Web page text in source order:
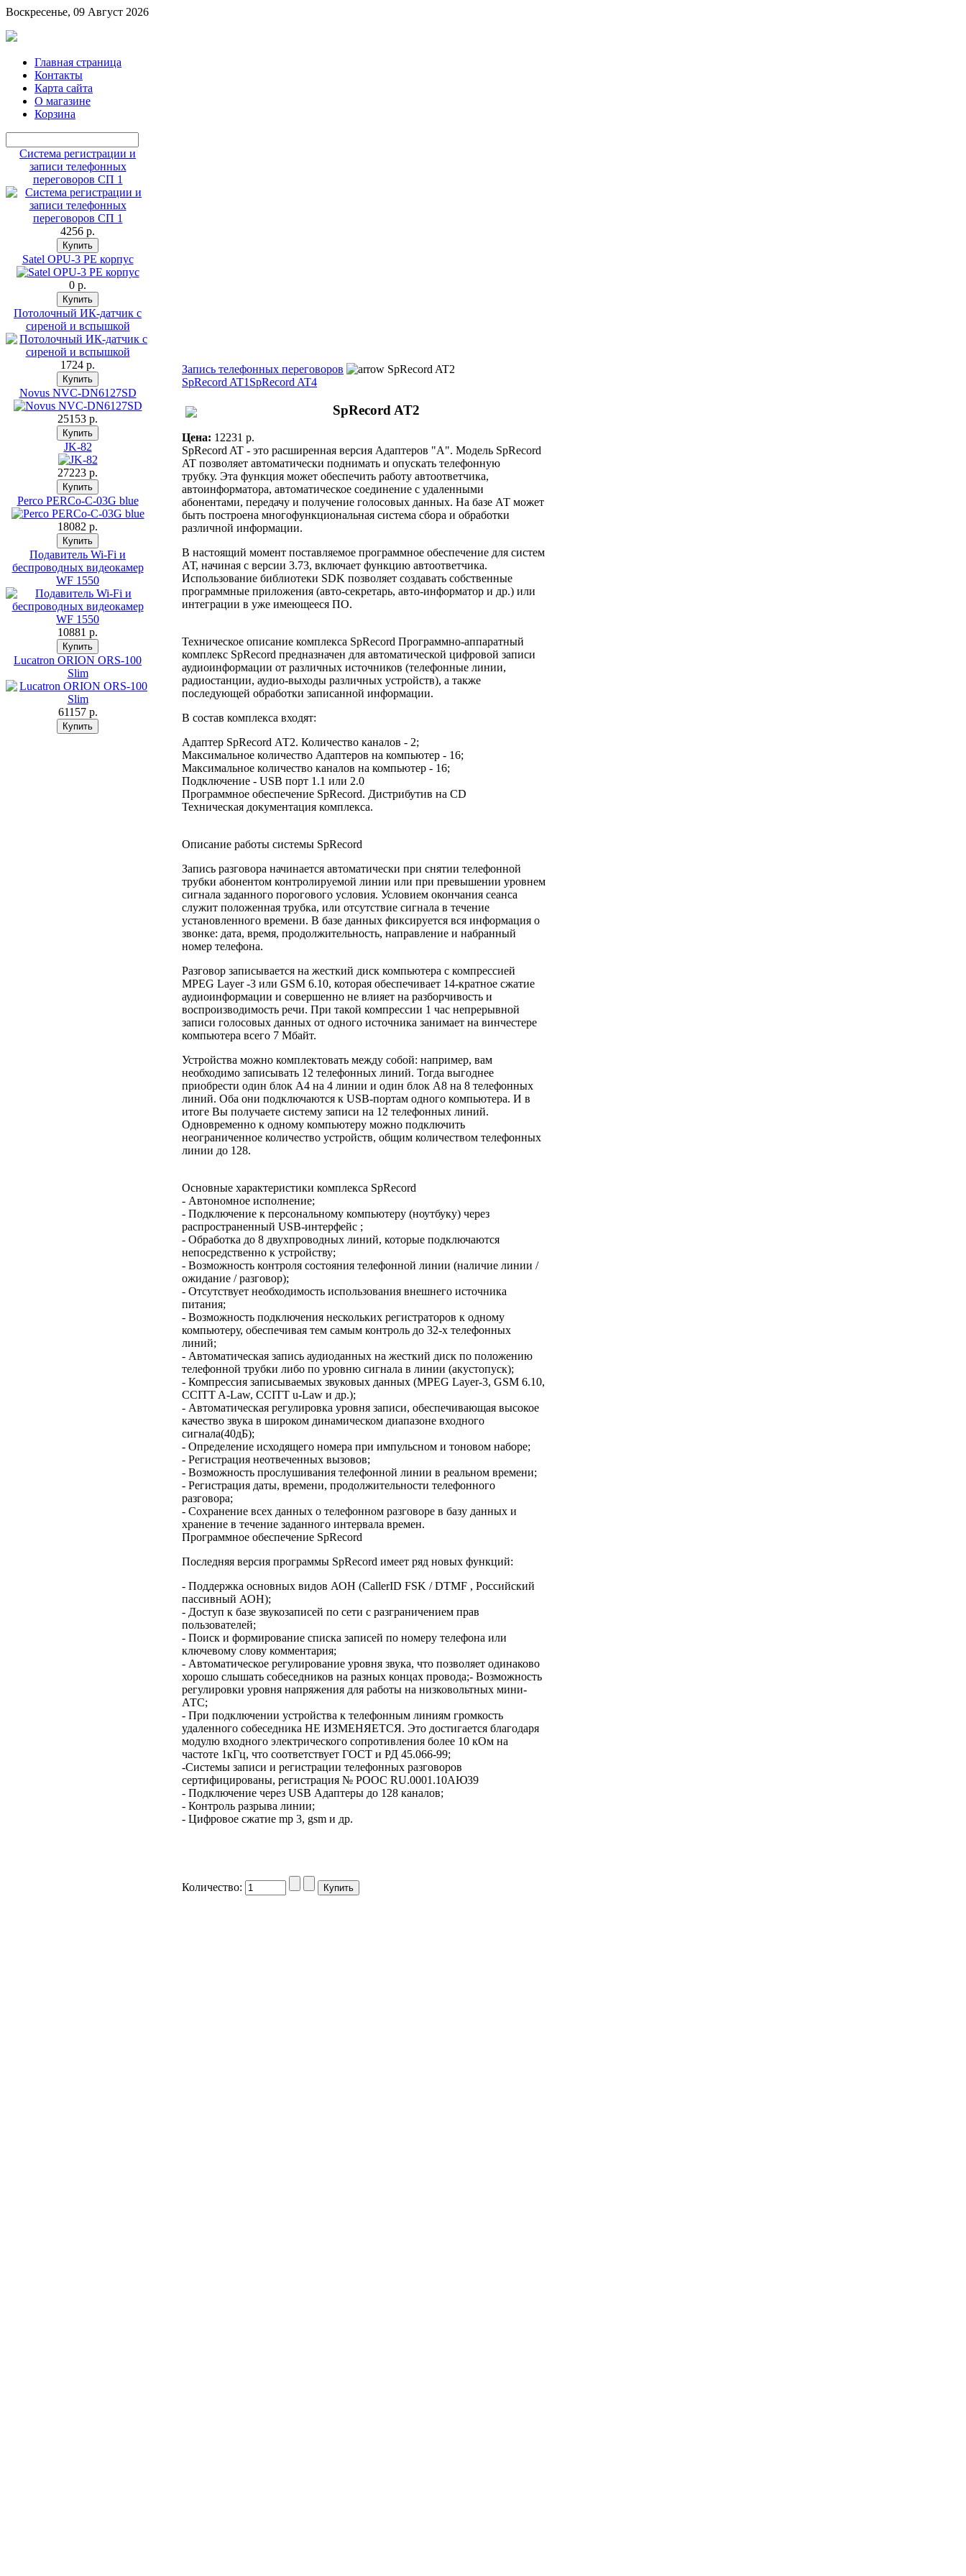
Воскресенье, 09 Август 2026
Главная страница
Контакты
Карта сайта
О магазине
Корзина
Система регистрации и
записи телефонных
переговоров СП 1
4256 p.
Satel OPU-3 PE корпус
0 p.
Потолочный ИК-датчик с
сиреной и вспышкой
1724 p.
Novus NVC-DN6127SD
25153 p.
JK-82
27223 p.
Perco PERCo-C-03G blue
18082 p.
Подавитель Wi-Fi и
беспроводных видеокамер
WF 1550
10881 p.
Lucatron ORION ORS-100
Slim
61157 p.
Запись телефонных переговоров
SpRecord AT2
SpRecord AT1 SpRecord AT4
SpRecord AT2
Цена: 12231 p.
SpRecord AT - это расширенная версия Адаптеров "A". Модель SpRecord
AT позволяет автоматически поднимать и опускать телефонную
трубку. Эта функция может обеспечить работу автоответчика,
автоинформатора, автоматическое соединение с удаленными
абонентами, передачу и получение голосовых данных. На базе АТ может
быть построена многофункциональная система сбора и обработки
различной информации.
В настоящий момент поставляемое программное обеспечение для систем
АТ, начиная с версии 3.73, включает функцию автоответчика.
Использование библиотеки SDK позволяет создавать собственные
программные приложения (авто-секретарь, авто-информатор и др.) или
интеграции в уже имеющееся ПО.
Техническое описание комплекса SpRecord Программно-аппаратный
комплекс SpRecord предназначен для автоматической цифровой записи
аудиоинформации от различных источников (телефонные линии,
радиостанции, аудио-выходы различных устройств), а также
последующей обработки записанной информации.
В состав комплекса входят:
Адаптер SpRecord АТ2. Количество каналов - 2;
Максимальное количество Адаптеров на компьютер - 16;
Максимальное количество каналов на компьютер - 16;
Подключение - USB порт 1.1 или 2.0
Программное обеспечение SpRecord. Дистрибутив на CD
Техническая документация комплекса.
Описание работы системы SpRecord
Запись разговора начинается автоматически при снятии телефонной
трубки абонентом контролируемой линии или при превышении уровнем
сигнала заданного порогового условия. Условием окончания сеанса
служит положенная трубка, или отсутствие сигнала в течение
установленного времени. В базе данных фиксируется вся информация о
звонке: дата, время, продолжительность, направление и набранный
номер телефона.
Разговор записывается на жесткий диск компьютера с компрессией
MPEG Layer -3 или GSM 6.10, которая обеспечивает 14-кратное сжатие
аудиоинформации и совершенно не влияет на разборчивость и
воспроизводимость речи. При такой компрессии 1 час непрерывной
записи голосовых данных от одного источника занимает на винчестере
компьютера всего 7 Мбайт.
Устройства можно комплектовать между собой: например, вам
необходимо записывать 12 телефонных линий. Тогда выгоднее
приобрести один блок A4 на 4 линии и один блок A8 на 8 телефонных
линий. Оба они подключаются к USB-портам одного компьютера. И в
итоге Вы получаете систему записи на 12 телефонных линий.
Одновременно к одному компьютеру можно подключить
неограниченное количество устройств, общим количеством телефонных
линии до 128.
Основные характеристики комплекса SpRecord
- Автономное исполнение;
- Подключение к персональному компьютеру (ноутбуку) через
распространенный USB-интерфейс ;
- Обработка до 8 двухпроводных линий, которые подключаются
непосредственно к устройству;
- Возможность контроля состояния телефонной линии (наличие линии /
ожидание / разговор);
- Отсутствует необходимость использования внешнего источника
питания;
- Возможность подключения нескольких регистраторов к одному
компьютеру, обеспечивая тем самым контроль до 32-х телефонных
линий;
- Автоматическая запись аудиоданных на жесткий диск по положению
телефонной трубки либо по уровню сигнала в линии (акустопуск);
- Компрессия записываемых звуковых данных (MPEG Layer-3, GSM 6.10,
CCITT A-Law, CCITT u-Law и др.);
- Автоматическая регулировка уровня записи, обеспечивающая высокое
качество звука в широком динамическом диапазоне входного
сигнала(40дБ);
- Определение исходящего номера при импульсном и тоновом наборе;
- Регистрация неотвеченных вызовов;
- Возможность прослушивания телефонной линии в реальном времени;
- Регистрация даты, времени, продолжительности телефонного
разговора;
- Сохранение всех данных о телефонном разговоре в базу данных и
хранение в течение заданного интервала времен.
Программное обеспечение SpRecord
Последняя версия программы SpRecord имеет ряд новых функций:
- Поддержка основных видов АОН (СallerID FSK / DTMF , Российский
пассивный АОН);
- Доступ к базе звукозаписей по сети с разграничением прав
пользователей;
- Поиск и формирование списка записей по номеру телефона или
ключевому слову комментария;
- Автоматическое регулирование уровня звука, что позволяет одинаково
хорошо слышать собеседников на разных концах провода;- Возможность
регулировки уровня напряжения для работы на низковольтных мини-
АТС;
- При подключении устройства к телефонным линиям громкость
удаленного собеседника НЕ ИЗМЕНЯЕТСЯ. Это достигается благодаря
модулю входного электрического сопротивления более 10 кОм на
частоте 1кГц, что соответствует ГОСТ и РД 45.066-99;
-Системы записи и регистрации телефонных разговоров
сертифицированы, регистрация № РООС RU.0001.10АЮ39
- Подключение через USB Адаптеры до 128 каналов;
- Контроль разрыва линии;
- Цифровое сжатие mp 3, gsm и др.
Количество: